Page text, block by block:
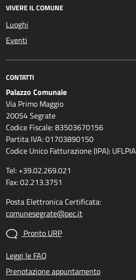
VIVERE IL COMUNE
Luoghi
Eventi
CONTATTI
Palazzo Comunale
Via Primo Maggio
20054 Segrate
Codice Fiscale: 83503670156
Partita IVA: 01703890150
Codice Unico Fatturazione (IPA): UFLPIA
Tel: +39.02.269.021
Fax: 02.213.3751
Posta Elettronica Certificata:
comunesegrate@pec.it
Pronto URP
Leggi le FAQ
Prenotazione appuntamento